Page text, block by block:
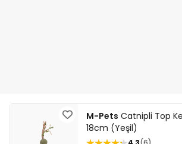
M-Pets Catnipli Top
18cm (Yeşil)